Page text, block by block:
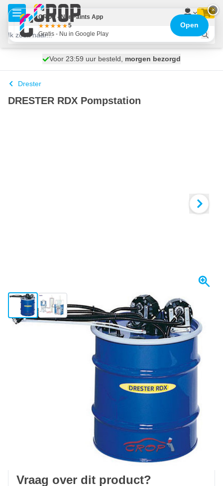
Ga naar de inhoud
Voor 23:59 uur besteld, morgen bezorgd
Gratis bezorgd
100 dagen
Drester
DRESTER RDX Pompstation
View larger imageView larger image
incl. BTW
In mijn winkelwagen
Voor 23:59 uur besteld,
vanaf € 50,-
retourneren en ruilen
9,5/10(34.256 reviews)
Vraag over dit product?
×
CROP - NonPaints App
5
Gratis - Nu in Google Play
Open